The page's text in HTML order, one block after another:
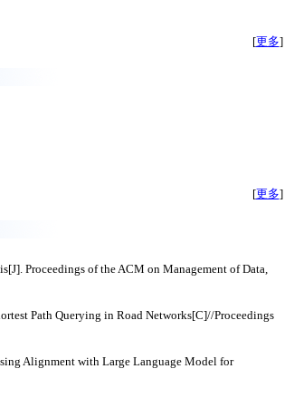
[更多]
[更多]
Proceedings of the ACM on Management of Data,
Path Querying in Road Networks[C]//Proceedings
Alignment with Large Language Model for